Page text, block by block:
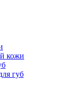
кожи
губ